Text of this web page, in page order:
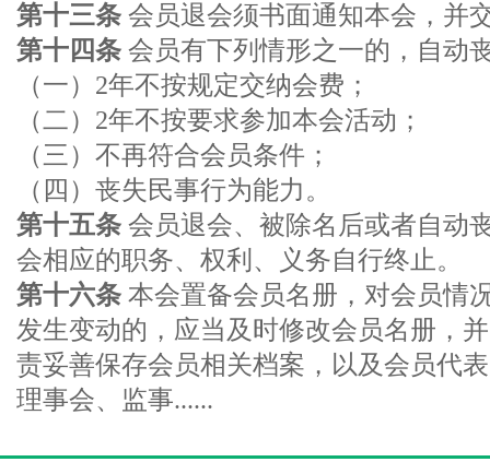
第十三条 会员退会须书面通知本会，并
第十四条 会员有下列情形之一的，自动
（一）2年不按规定交纳会费；
（二）2年不按要求参加本会活动；
（三）不再符合会员条件；
（四）丧失民事行为能力。
第十五条 会员退会、被除名后或者自动
会相应的职务、权利、义务自行终止。
第十六条 本会置备会员名册，对会员情
发生变动的，应当及时修改会员名册，
责妥善保存会员相关档案，以及会员代
理事会、监事......